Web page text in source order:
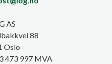
AS
88
Oslo
473 997 MVA